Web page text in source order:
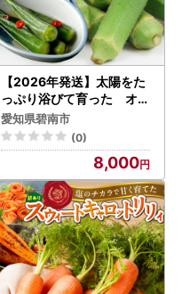
【2026年発送】太陽をた
っぷり浴びて育った オク
ラ１kg H139-021
愛知県碧南市
(0)
8,000